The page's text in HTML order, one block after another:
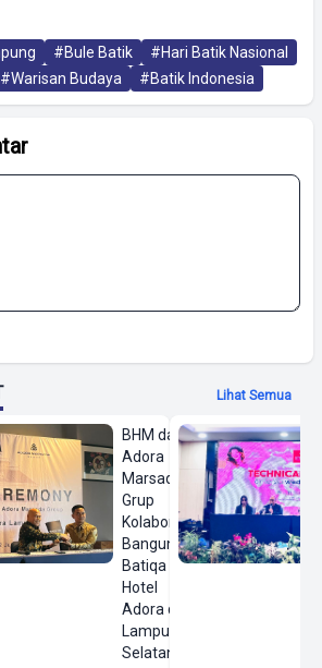
#Bule Batik
#Hari Batik Nasional
#Warisan Budaya #Batik Indonesia
Lihat Semua
BHM dan
Adora
Marsada
Grup
Kolaborasi
Bangun
Batiqa
Hotel
Adora di
Lampung
Selatan